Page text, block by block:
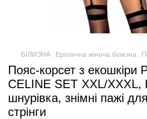
БІЛИЗНА Еротична жіноча білизна
Пояс-корсет з екошкіри
CELINE SET XXL/XXXL,
шнурівка, знімні пажі
стрінги